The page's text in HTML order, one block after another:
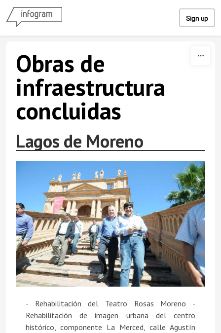
Sign up
Obras de
infraestructura
concluidas
Lagos de Moreno
- Rehabilitación del Teatro Rosas Moreno -
Rehabilitación de imagen urbana del centro
histórico, componente La Merced, calle Agustín